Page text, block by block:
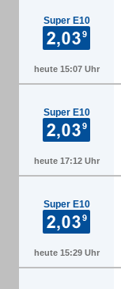
Super E10
heute 15:07 Uhr
Super E10
heute 17:12 Uhr
Super E10
heute 15:29 Uhr